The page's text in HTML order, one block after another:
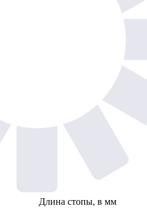
Длина стопы, в мм